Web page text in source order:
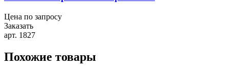
Цена по запросу
Заказать
арт. 1827
Похожие товары